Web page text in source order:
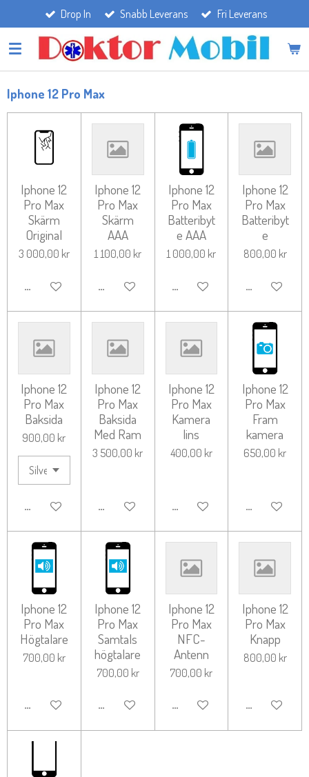
till
huvudinnehållet
Drop In Snabb Leverans Fri Leverans
Iphone 12 Pro Max
Iphone 12
Pro Max
Skärm
Original
3 000,00 kr
LÄGG TILL I VARUKORG
Iphone 12
Pro Max
Skärm
AAA
1 100,00 kr
LÄGG TILL I VARUKORG
Iphone 12
Pro Max
Batteribyt
e AAA
1 000,00 kr
LÄGG TILL I VARUKORG
Iphone 12
Pro Max
Batteribyt
e
800,00 kr
LÄGG TILL I
Iphone 12
Pro Max
Baksida
900,00 kr
LÄGG TILL I VARUKORG
Iphone 12
Pro Max
Baksida
Med Ram
3 500,00 kr
LÄGG TILL I VARUKORG
Iphone 12
Pro Max
Kamera
lins
400,00 kr
LÄGG TILL I VARUKORG
Iphone 12
Pro Max
Fram
kamera
650,00 kr
LÄGG TILL I
Iphone 12
Pro Max
Högtalare
700,00 kr
LÄGG TILL I VARUKORG
Iphone 12
Pro Max
Samtals
högtalare
700,00 kr
LÄGG TILL I VARUKORG
Iphone 12
Pro Max
NFC-
Antenn
700,00 kr
LÄGG TILL I VARUKORG
Iphone 12
Pro Max
Knapp
800,00 kr
LÄGG TILL I